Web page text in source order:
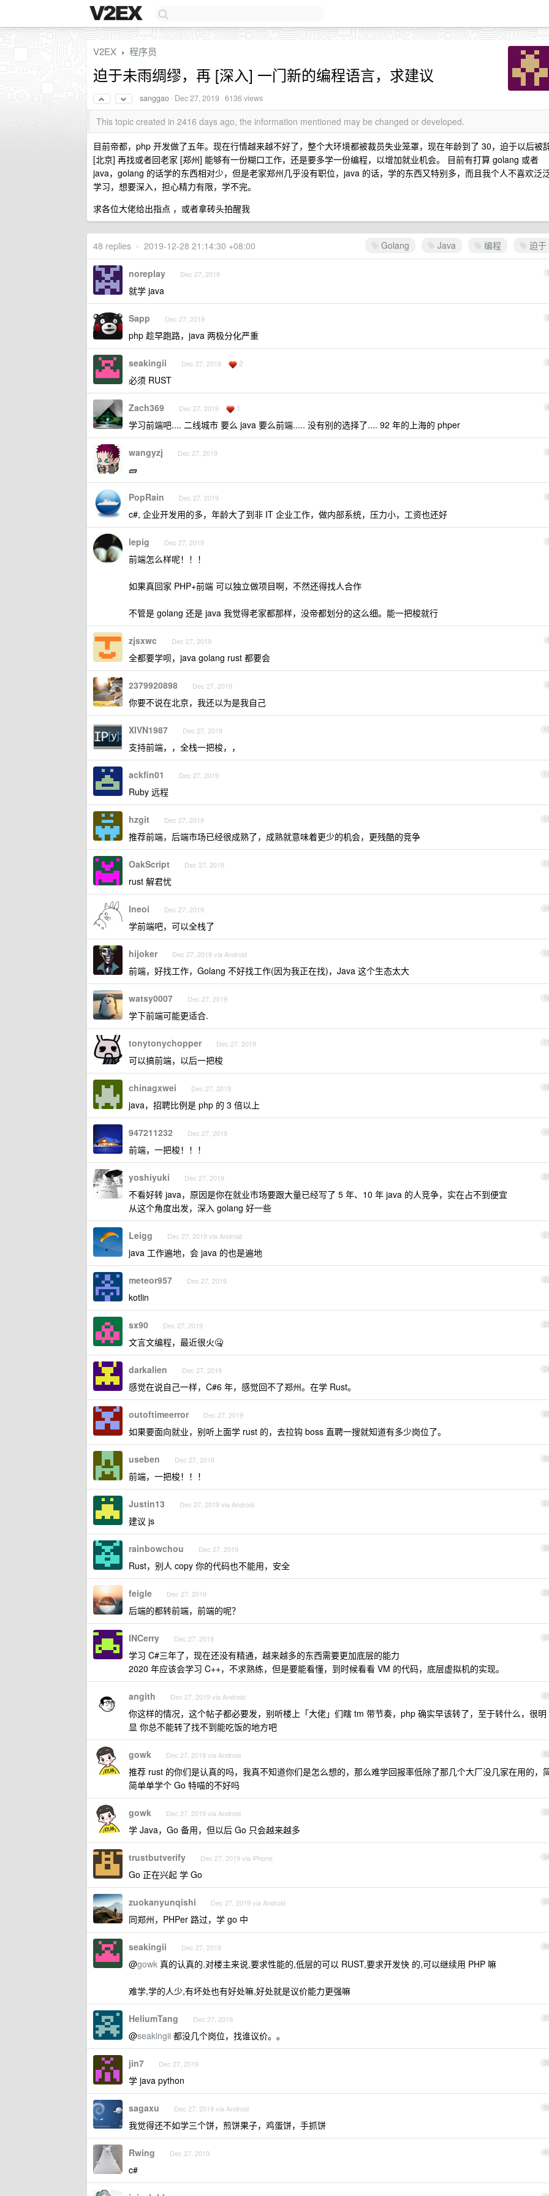
V2EX › 程序员
迫于未雨绸缪，再 [深入] 一门新的编程语言，求建议
sanggao · Dec 27, 2019 · 6136 views
This topic created in 2416 days ago, the information mentioned may be changed or developed.
目前帝都，php 开发做了五年。现在行情越来越不好了，整个大环境都被裁员失业笼罩，现在年龄到了 30，迫于以后被
[北京] 再找或者回老家 [郑州] 能够有一份糊口工作，还是要多学一份编程，以增加就业机会。 目前有打算 golang 或者
java，golang 的话学的东西相对少，但是老家郑州几乎没有职位，java 的话，学的东西又特别多，而且我个人不喜欢泛
学习，想要深入，担心精力有限，学不完。
求各位大佬给出指点 ，或者拿砖头拍醒我
Golang Java 编程 迫于
48 replies • 2019-12-28 21:14:30 +08:00
1
noreplay Dec 27, 2019
就学 java
2
Sapp Dec 27, 2019
php 趁早跑路，java 两极分化严重
3
seakingii Dec 27, 2019 2
必须 RUST
4
Zach369 Dec 27, 2019 1
学习前端吧.... 二线城市 要么 java 要么前端..... 没有别的选择了.... 92 年的上海的 phper
5
wangyzj Dec 27, 2019
🧱
6
PopRain Dec 27, 2019
c#, 企业开发用的多，年龄大了到非 IT 企业工作，做内部系统，压力小，工资也还好
7
lepig Dec 27, 2019
前端怎么样呢！！！
如果真回家 PHP+前端 可以独立做项目啊，不然还得找人合作
不管是 golang 还是 java 我觉得老家都那样，没帝都划分的这么细。能一把梭就行
8
zjsxwc Dec 27, 2019
全都要学呗，java golang rust 都要会
9
2379920898 Dec 27, 2019
你要不说在北京，我还以为是我自己
10
XIVN1987 Dec 27, 2019
支持前端，，全栈一把梭，，
11
ackfin01 Dec 27, 2019
Ruby 远程
12
hzgit Dec 27, 2019
推荐前端，后端市场已经很成熟了，成熟就意味着更少的机会，更残酷的竞争
13
OakScript Dec 27, 2019
rust 解君忧
14
lneoi Dec 27, 2019
学前端吧，可以全栈了
15
hijoker Dec 27, 2019 via Android
前端，好找工作，Golang 不好找工作(因为我正在找)，Java 这个生态太大
16
watsy0007 Dec 27, 2019
学下前端可能更适合.
17
tonytonychopper Dec 27, 2019
可以搞前端，以后一把梭
18
chinagxwei Dec 27, 2019
java，招聘比例是 php 的 3 倍以上
19
947211232 Dec 27, 2019
前端，一把梭！！！
20
yoshiyuki Dec 27, 2019
不看好转 java，原因是你在就业市场要跟大量已经写了 5 年、10 年 java 的人竞争，实在占不到便宜
从这个角度出发，深入 golang 好一些
21
Leigg Dec 27, 2019 via Android
java 工作遍地，会 java 的也是遍地
22
meteor957 Dec 27, 2019
kotlin
23
sx90 Dec 27, 2019
文言文编程，最近很火🤐
24
darkalien Dec 27, 2019
感觉在说自己一样，C#6 年，感觉回不了郑州。在学 Rust。
25
outoftimeerror Dec 27, 2019
如果要面向就业，别听上面学 rust 的，去拉钩 boss 直聘一搜就知道有多少岗位了。
26
useben Dec 27, 2019
前端，一把梭！！！
27
Justin13 Dec 27, 2019 via Android
建议 js
28
rainbowchou Dec 27, 2019
Rust，别人 copy 你的代码也不能用，安全
29
feigle Dec 27, 2019
后端的都转前端，前端的呢？
30
INCerry Dec 27, 2019
学习 C#三年了，现在还没有精通，越来越多的东西需要更加底层的能力
2020 年应该会学习 C++，不求熟练，但是要能看懂，到时候看看 VM 的代码，底层虚拟机的实现。
31
angith Dec 27, 2019 via Android
你这样的情况，这个帖子都必要发，别听楼上「大佬」们瞎 tm 带节奏，php 确实早该转了，至于转什么，很明
显 你总不能转了找不到能吃饭的地方吧
32
gowk Dec 27, 2019 via Android
推荐 rust 的你们是认真的吗，我真不知道你们是怎么想的，那么难学回报率低除了那几个大厂没几家在用的，
简单单学个 Go 特喵的不好吗
33
gowk Dec 27, 2019 via Android
学 Java，Go 备用，但以后 Go 只会越来越多
34
trustbutverify Dec 27, 2019 via iPhone
Go 正在兴起 学 Go
35
zuokanyunqishi Dec 27, 2019 via Android
同郑州，PHPer 路过，学 go 中
36
seakingii Dec 27, 2019
@gowk 真的认真的.对楼主来说,要求性能的,低层的可以 RUST,要求开发快 的,可以继续用 PHP 嘛
难学,学的人少,有坏处也有好处嘛,好处就是议价能力更强嘛
37
HeliumTang Dec 27, 2019
@seakingii 都没几个岗位，找谁议价。。
38
jin7 Dec 27, 2019
学 java python
39
sagaxu Dec 27, 2019 via Android
我觉得还不如学三个饼，煎饼果子，鸡蛋饼，手抓饼
40
Rwing Dec 27, 2019
c#